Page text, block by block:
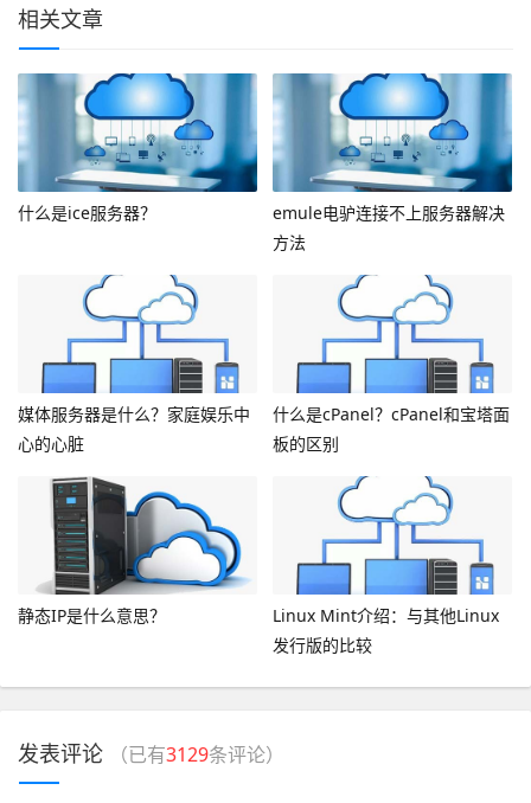
相关文章
什么是ice服务器？
emule电驴连接不上服务器解决
方法
媒体服务器是什么？家庭娱乐中
心的心脏
什么是cPanel？cPanel和宝塔面
板的区别
静态IP是什么意思？
Linux Mint介绍：与其他Linux
发行版的比较
发表评论 （已有3129条评论）